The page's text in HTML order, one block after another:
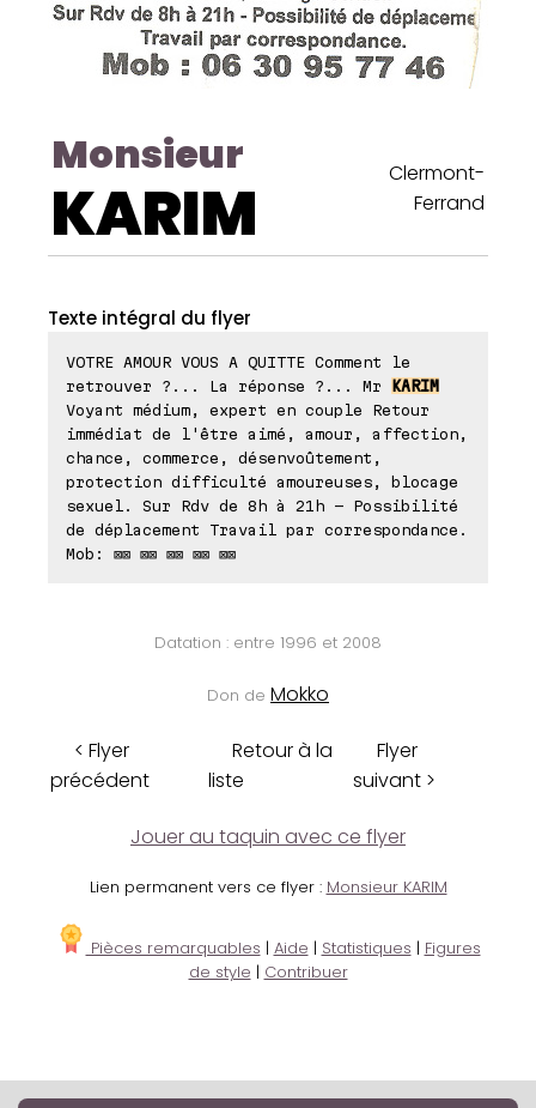
Monsieur
KARIM
Clermont-
Ferrand
Texte intégral du flyer
VOTRE AMOUR VOUS A QUITTE Comment le
retrouver ?... La réponse ?... Mr KARIM
Voyant médium, expert en couple Retour
immédiat de l'être aimé, amour, affection,
chance, commerce, désenvoûtement,
protection difficulté amoureuses, blocage
sexuel. Sur Rdv de 8h à 21h - Possibilité
de déplacement Travail par correspondance.
Mob: ⊠⊠ ⊠⊠ ⊠⊠ ⊠⊠ ⊠⊠
Datation : entre 1996 et 2008
Don de Mokko
< Flyer
précédent
Retour à la
liste
Flyer
suivant >
Jouer au taquin avec ce flyer
Lien permanent vers ce flyer : Monsieur KARIM
Pièces remarquables | Aide | Statistiques | Figures
de style | Contribuer